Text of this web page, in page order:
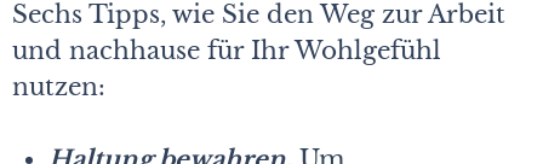
Sechs Tipps, wie Sie den Weg zur Arbeit
und nachhause für Ihr Wohlgefühl
nutzen: